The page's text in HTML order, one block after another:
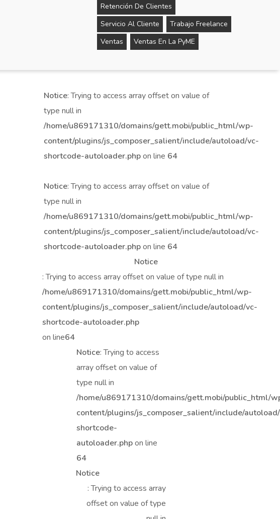
Retención De Clientes
Servicio Al Cliente
Trabajo Freelance
Ventas
Ventas En La PyME
Notice: Trying to access array offset on value of
type null in
/home/u869171310/domains/gett.mobi/public_html/wp-
content/plugins/js_composer_salient/include/autoload/vc-
shortcode-autoloader.phpon line 64
Notice: Trying to access array offset on value of
type null in
/home/u869171310/domains/gett.mobi/public_html/wp-
content/plugins/js_composer_salient/include/autoload/vc-
shortcode-autoloader.phpon line 64
Notice
: Trying to access array offset on value of type null in
/home/u869171310/domains/gett.mobi/public_html/wp-
content/plugins/js_composer_salient/include/autoload/vc-
shortcode-autoloader.php
on line64
Notice: Trying to access
array offset on value of
type null in
/home/u869171310/domains/gett.mobi/public_html/
content/plugins/js_composer_salient/include/
shortcode-
autoloader.phpon line
64
Notice
: Trying to access array
offset on value of type